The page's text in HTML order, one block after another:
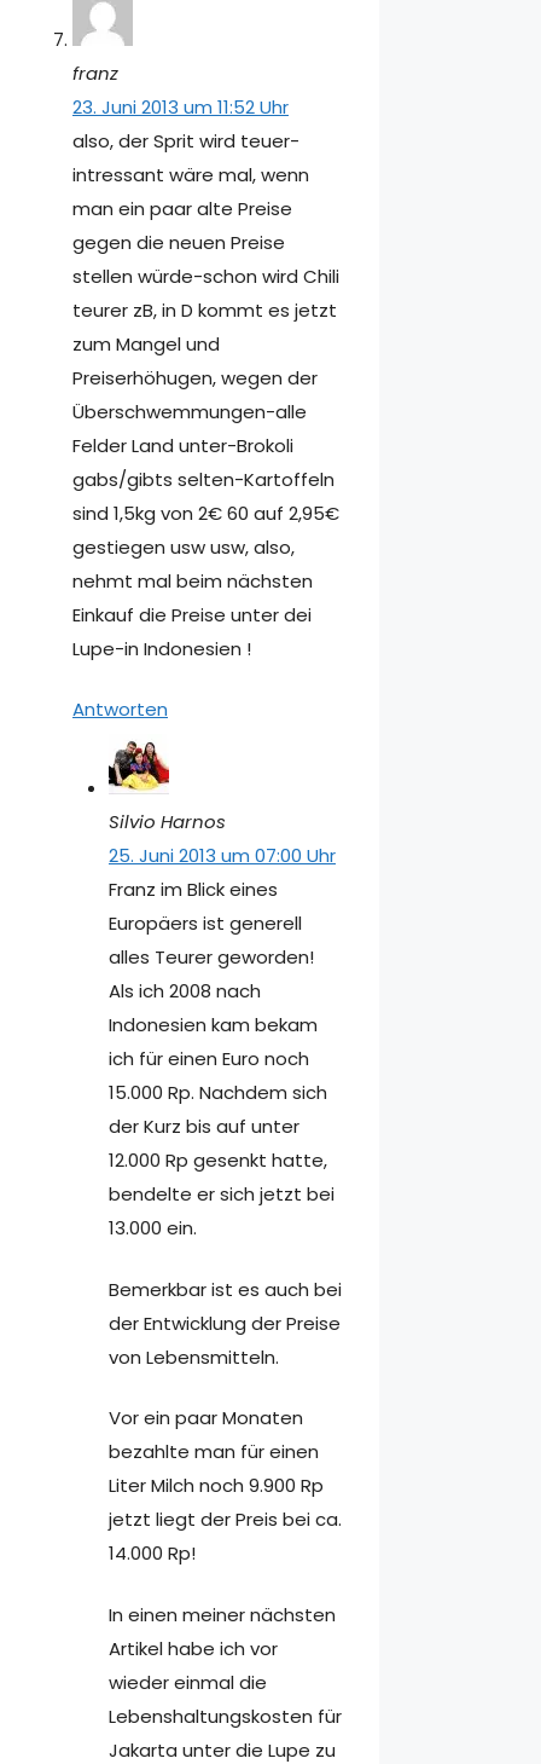
franz
23. Juni 2013 um 11:52 Uhr
also, der Sprit wird teuer-
intressant wäre mal, wenn
man ein paar alte Preise
gegen die neuen Preise
stellen würde-schon wird Chili
teurer zB, in D kommt es jetzt
zum Mangel und
Preiserhöhugen, wegen der
Überschwemmungen-alle
Felder Land unter-Brokoli
gabs/gibts selten-Kartoffeln
sind 1,5kg von 2€ 60 auf 2,95€
gestiegen usw usw, also,
nehmt mal beim nächsten
Einkauf die Preise unter dei
Lupe-in Indonesien !
Antworten
Silvio Harnos
25. Juni 2013 um 07:00 Uhr
Franz im Blick eines
Europäers ist generell
alles Teurer geworden!
Als ich 2008 nach
Indonesien kam bekam
ich für einen Euro noch
15.000 Rp. Nachdem sich
der Kurz bis auf unter
12.000 Rp gesenkt hatte,
bendelte er sich jetzt bei
13.000 ein.
Bemerkbar ist es auch bei
der Entwicklung der Preise
von Lebensmitteln.
Vor ein paar Monaten
bezahlte man für einen
Liter Milch noch 9.900 Rp
jetzt liegt der Preis bei ca.
14.000 Rp!
In einen meiner nächsten
Artikel habe ich vor
wieder einmal die
Lebenshaltungskosten für
Jakarta unter die Lupe zu